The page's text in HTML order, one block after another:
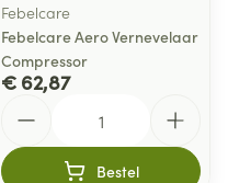
Febelcare
Febelcare Aero Vernevelaar
Compressor
€ 62,87
Bestel